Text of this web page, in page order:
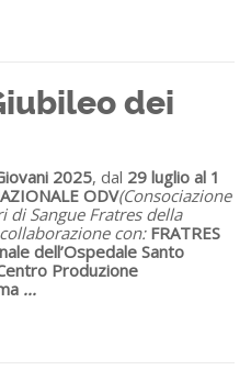
dei
2025, dal 29 luglio al 1
ODV(Consociazione
di Sangue Fratres della
con: FRATRES
dell’Ospedale Santo
Produzione
...